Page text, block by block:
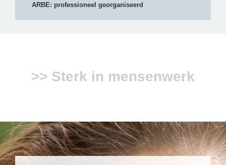
ARBE: professioneel georganiseerd
>> Sterk in mensenwerk